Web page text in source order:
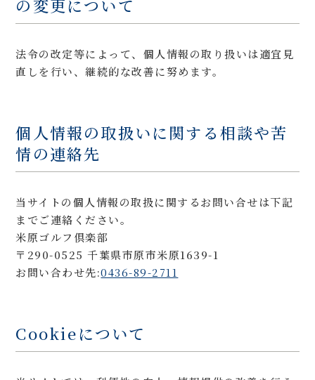
の変更について
法令の改定等によって、個人情報の取り扱いは適宜見
直しを行い、継続的な改善に努めます。
個人情報の取扱いに関する相談や苦
情の連絡先
当サイトの個人情報の取扱に関するお問い合せは下記
までご連絡ください。
米原ゴルフ倶楽部
〒290-0525 千葉県市原市米原1639-1
お問い合わせ先:0436-89-2711
Cookieについて